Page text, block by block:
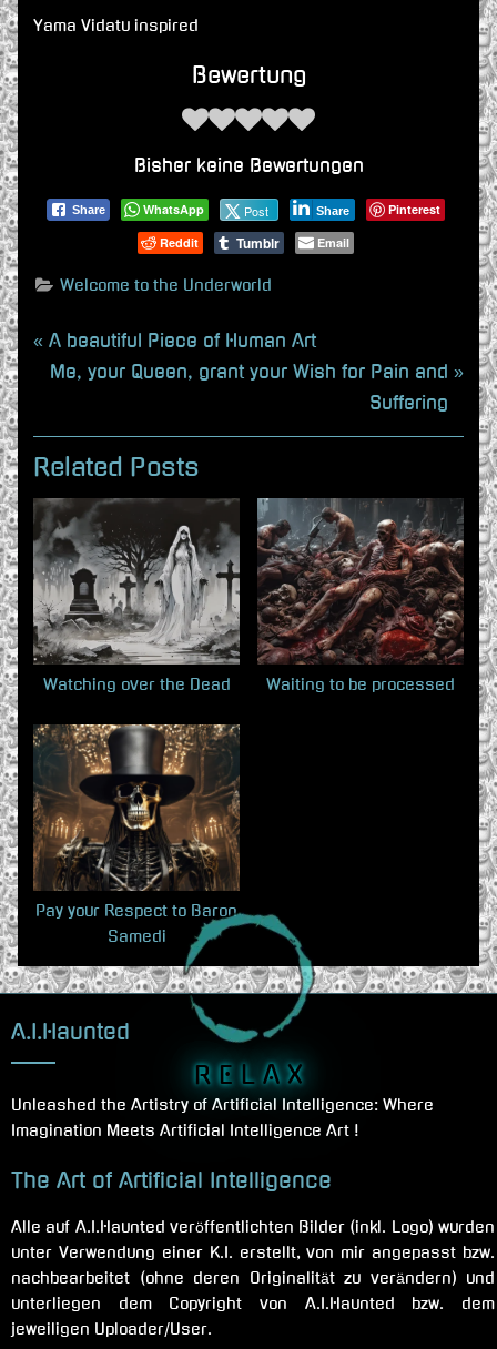
R E L A X
Yama Vidatu inspired
Bewertung
Bisher keine Bewertungen
Share WhatsApp Post Share
Pinterest
Reddit
Tumblr Email
Welcome to the Underworld
Beitragsnavigation
P
r
v
i
o
u
s
P
o
s
t
A beautiful Piece of Human Art
N
x
t
P
o
s
t
:
Me, your Queen, grant your Wish for Pain and
Suffering
Related Posts
Watching over the Dead Waiting to be processed
Pay your Respect to Baron
Samedi
A.I.Haunted
Unleashed the Artistry of Artificial Intelligence: Where
Imagination Meets Artificial Intelligence Art !
The Art of Artificial Intelligence
Alle auf A.I.Haunted veröffentlichten Bilder (inkl. Logo) wurden
unter Verwendung einer K.I. erstellt, von mir angepasst bzw.
nachbearbeitet (ohne deren Originalität zu verändern) und
unterliegen dem Copyright von A.I.Haunted bzw. dem
jeweiligen Uploader/User.